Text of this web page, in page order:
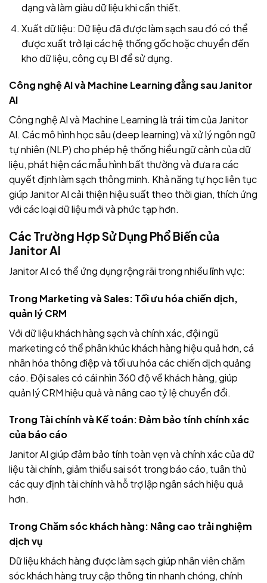
dạng và làm giàu dữ liệu khi cần thiết.
Xuất dữ liệu: Dữ liệu đã được làm sạch sau đó có thể
được xuất trở lại các hệ thống gốc hoặc chuyển đến
kho dữ liệu, công cụ BI để sử dụng.
Công nghệ AI và Machine Learning đằng sau Janitor
AI
Công nghệ AI và Machine Learning là trái tim của Janitor
AI. Các mô hình học sâu (deep learning) và xử lý ngôn ngữ
tự nhiên (NLP) cho phép hệ thống hiểu ngữ cảnh của dữ
liệu, phát hiện các mẫu hình bất thường và đưa ra các
quyết định làm sạch thông minh. Khả năng tự học liên tục
giúp Janitor AI cải thiện hiệu suất theo thời gian, thích ứng
với các loại dữ liệu mới và phức tạp hơn.
Các Trường Hợp Sử Dụng Phổ Biến của
Janitor AI
Janitor AI có thể ứng dụng rộng rãi trong nhiều lĩnh vực:
Trong Marketing và Sales: Tối ưu hóa chiến dịch,
quản lý CRM
Với dữ liệu khách hàng sạch và chính xác, đội ngũ
marketing có thể phân khúc khách hàng hiệu quả hơn, cá
nhân hóa thông điệp và tối ưu hóa các chiến dịch quảng
cáo. Đội sales có cái nhìn 360 độ về khách hàng, giúp
quản lý CRM hiệu quả và nâng cao tỷ lệ chuyển đổi.
Trong Tài chính và Kế toán: Đảm bảo tính chính xác
của báo cáo
Janitor AI giúp đảm bảo tính toàn vẹn và chính xác của dữ
liệu tài chính, giảm thiểu sai sót trong báo cáo, tuân thủ
các quy định tài chính và hỗ trợ lập ngân sách hiệu quả
hơn.
Trong Chăm sóc khách hàng: Nâng cao trải nghiệm
dịch vụ
Dữ liệu khách hàng được làm sạch giúp nhân viên chăm
sóc khách hàng truy cập thông tin nhanh chóng, chính